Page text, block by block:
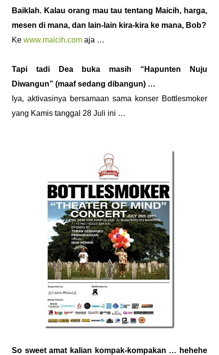
Baiklah. Kalau orang mau tau tentang Maicih, harga,
mesen di mana, dan lain-lain kira-kira ke mana, Bob?
Ke www.maicih.com aja …
Tapi tadi Dea buka masih “Hapunten Nuju
Diwangun” (maaf sedang dibangun) …
Iya, aktivasinya bersamaan sama konser Bottlesmoker
yang Kamis tanggal 28 Juli ini …
So sweet amat kalian kompak-kompakan … hehehe